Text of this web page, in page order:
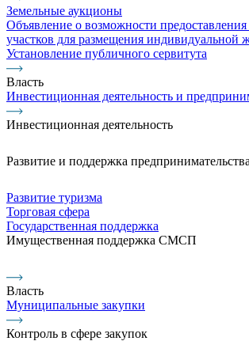
Земельные аукционы
Объявление о возможности
участков для размещения индивидуальной
Установление публичного сервитута
Власть
Инвестиционная деятельность и
Инвестиционная деятельность
Развитие и поддержка предпринимательства
Развитие туризма
Торговая сфера
Государственная поддержка
Имущественная поддержка СМСП
Власть
Муниципальные закупки
Контроль в сфере закупок